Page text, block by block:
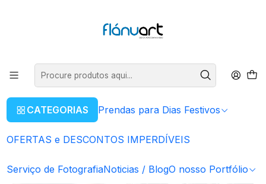
CATEGORIAS Prendas para Dias Festivos
OFERTAS e DESCONTOS IMPERDÍVEIS
Serviço de FotografiaNoticias / BlogO nosso Portfólio
Serviço Audiovisual Produção e Edição de Vídeos